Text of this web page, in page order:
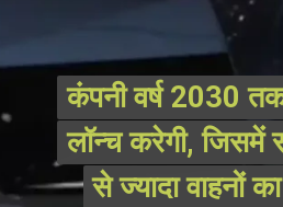
कंपनी वर्ष 2030
लॉन्च करेगी, जिसमें
से ज्यादा वाहनों
कंपनी वर्ष 2030
लॉन्च करेगी, जिसमें
से ज्यादा वाहनों